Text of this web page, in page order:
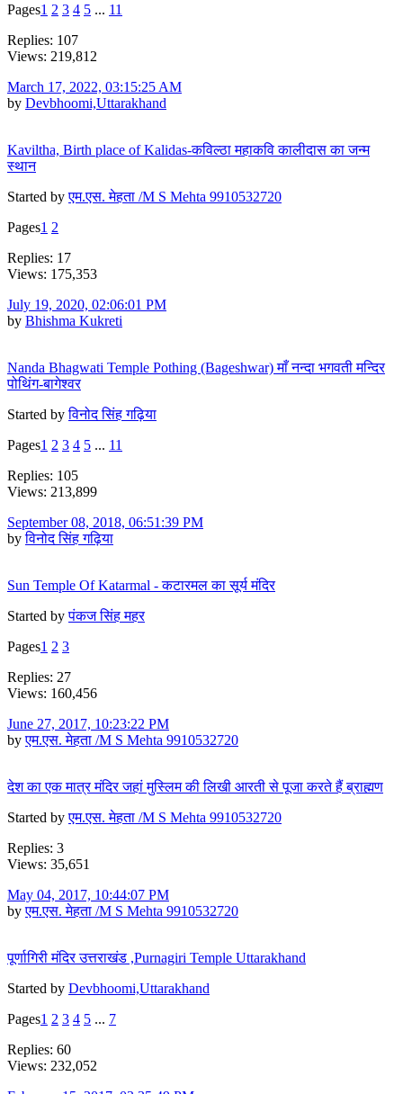
Pages1 2 3 4 5 ... 11
Replies: 107
Views: 219,812
March 17, 2022, 03:15:25 AM
by Devbhoomi,Uttarakhand
Kaviltha, Birth place of Kalidas-कविल्ठा महाकवि कालीदास का जन्म
स्थान
Started byएम.एस. मेहता /M S Mehta 9910532720
Pages1 2
Replies: 17
Views: 175,353
July 19, 2020, 02:06:01 PM
by Bhishma Kukreti
Nanda Bhagwati Temple Pothing (Bageshwar) माँ नन्दा भगवती मन्दिर
पोथिंग-बागेश्वर
Started byविनोद सिंह गढ़िया
Pages1 2 3 4 5 ... 11
Replies: 105
Views: 213,899
September 08, 2018, 06:51:39 PM
byविनोद सिंह गढ़िया
Sun Temple Of Katarmal - कटारमल का सूर्य मंदिर
Started byपंकज सिंह महर
Pages1 2 3
Replies: 27
Views: 160,456
June 27, 2017, 10:23:22 PM
byएम.एस. मेहता /M S Mehta 9910532720
देश का एक मात्र मंद‌िर जहां मुस्ल‌िम की ल‌िखी आरती से पूजा करते हैं ब्राह्मण
Started byएम.एस. मेहता /M S Mehta 9910532720
Replies: 3
Views: 35,651
May 04, 2017, 10:44:07 PM
byएम.एस. मेहता /M S Mehta 9910532720
पूर्णागिरी मंदिर उत्तराखंड ,Purnagiri Temple Uttarakhand
Started by Devbhoomi,Uttarakhand
Pages1 2 3 4 5 ... 7
Replies: 60
Views: 232,052